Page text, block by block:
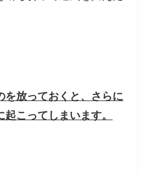
を放っておくと、さらに
こってしまいます。